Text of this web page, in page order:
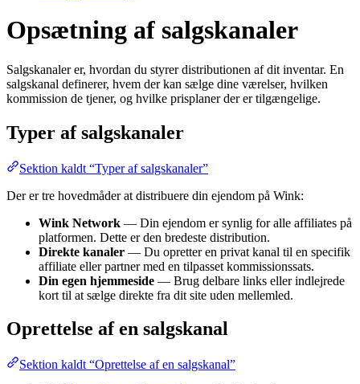
Opsætning af salgskanaler
Salgskanaler er, hvordan du styrer distributionen af dit inventar. En
salgskanal definerer, hvem der kan sælge dine værelser, hvilken
kommission de tjener, og hvilke prisplaner der er tilgængelige.
Typer af salgskanaler
Sektion kaldt “Typer af salgskanaler”
Der er tre hovedmåder at distribuere din ejendom på Wink:
Wink Network — Din ejendom er synlig for alle affiliates på
platformen. Dette er den bredeste distribution.
Direkte kanaler — Du opretter en privat kanal til en specifik
affiliate eller partner med en tilpasset kommissionssats.
Din egen hjemmeside — Brug delbare links eller indlejrede
kort til at sælge direkte fra dit site uden mellemled.
Oprettelse af en salgskanal
Sektion kaldt “Oprettelse af en salgskanal”